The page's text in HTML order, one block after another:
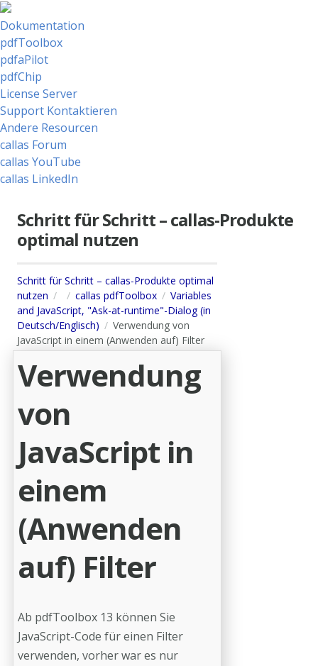
Dokumentation
pdfToolbox
pdfaPilot
pdfChip
License Server
Support Kontaktieren
Andere Resourcen
callas Forum
callas YouTube
callas LinkedIn
Schritt für Schritt – callas-Produkte
optimal nutzen
Schritt für Schritt – callas-Produkte optimal
nutzen
callas pdfToolbox
Variables
and JavaScript, "Ask-at-runtime"-Dialog (in
Deutsch/Englisch)
Verwendung von
JavaScript in einem (Anwenden auf) Filter
Verwendung
von
JavaScript in
einem
(Anwenden
auf) Filter
Ab pdfToolbox 13 können Sie
JavaScript-Code für einen Filter
verwenden, vorher war es nur